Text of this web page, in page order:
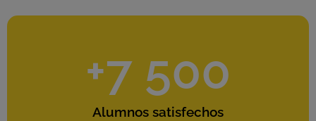
Alumnos satisfechos
+7 500